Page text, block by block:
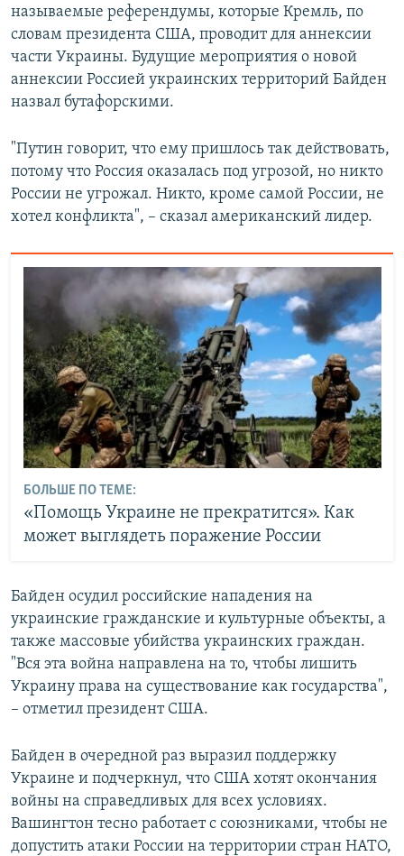
называемые референдумы, которые Кремль, по
словам президента США, проводит для аннексии
части Украины. Будущие мероприятия о новой
аннексии Россией украинских территорий Байден
назвал бутафорскими.
"Путин говорит, что ему пришлось так действовать,
потому что Россия оказалась под угрозой, но никто
России не угрожал. Никто, кроме самой России, не
хотел конфликта", – сказал американский лидер.
БОЛЬШЕ ПО ТЕМЕ:
«Помощь Украине не прекратится». Как
может выглядеть поражение России
Байден осудил российские нападения на
украинские гражданские и культурные объекты, а
также массовые убийства украинских граждан.
"Вся эта война направлена на то, чтобы лишить
Украину права на существование как государства",
– отметил президент США.
Байден в очередной раз выразил поддержку
Украине и подчеркнул, что США хотят окончания
войны на справедливых для всех условиях.
Вашингтон тесно работает с союзниками, чтобы не
допустить атаки России на территории стран НАТО,